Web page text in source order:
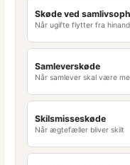
Skøde ved
Når ugifte flytter fra
Samleverskøde
Når samlever skal være
Skilsmisseskøde
Når ægtefæller bliver skilt